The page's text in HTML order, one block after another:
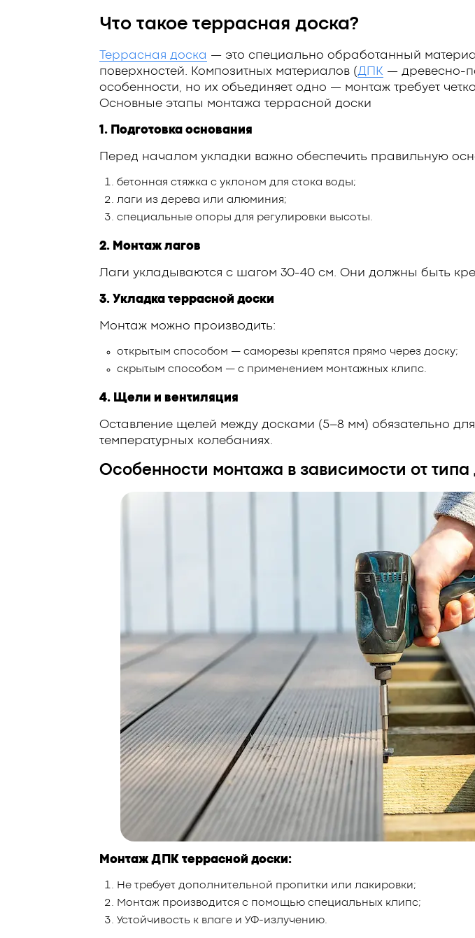
Что такое террасная доска?
Террасная доска — это специально обработанный
поверхностей. Композитных материалов (ДПК — древесно-
особенности, но их объединяет одно — монтаж требует
Основные этапы монтажа террасной доски
1. Подготовка основания
Перед началом укладки важно обеспечить правильную
бетонная стяжка с уклоном для стока воды;
лаги из дерева или алюминия;
специальные опоры для регулировки высоты.
2. Монтаж лагов
Лаги укладываются с шагом 30-40 см. Они должны быть
3. Укладка террасной доски
Монтаж можно производить:
открытым способом — саморезы крепятся прямо через доску;
скрытым способом — с применением монтажных клипс.
4. Щели и вентиляция
Оставление щелей между досками (5–8 мм) обязательно
температурных колебаниях.
Особенности монтажа в зависимости от типа
Монтаж ДПК террасной доски:
Не требует дополнительной пропитки или лакировки;
Монтаж производится с помощью специальных клипс;
Устойчивость к влаге и УФ-излучению.